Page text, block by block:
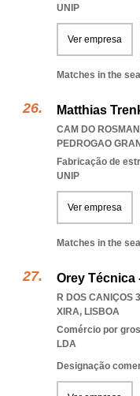
UNIP
Ver empresa
Matches in the
Matthias
CAM DO
PEDROGAO
Fabricação de
UNIP
Ver empresa
Matches in the
Orey Técnica
R DOS CANIÇOS
XIRA, LISBOA
Comércio por
LDA
Designação